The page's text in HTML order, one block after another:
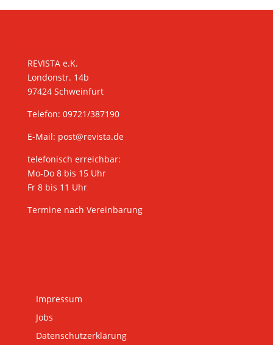
REVISTA e.K.
Londonstr. 14b
97424 Schweinfurt
Telefon: 09721/387190
E-Mail: post@revista.de
telefonisch erreichbar:
Mo-Do 8 bis 15 Uhr
Fr 8 bis 11 Uhr
Termine nach Vereinbarung
Impressum
Jobs
Datenschutzerklärung